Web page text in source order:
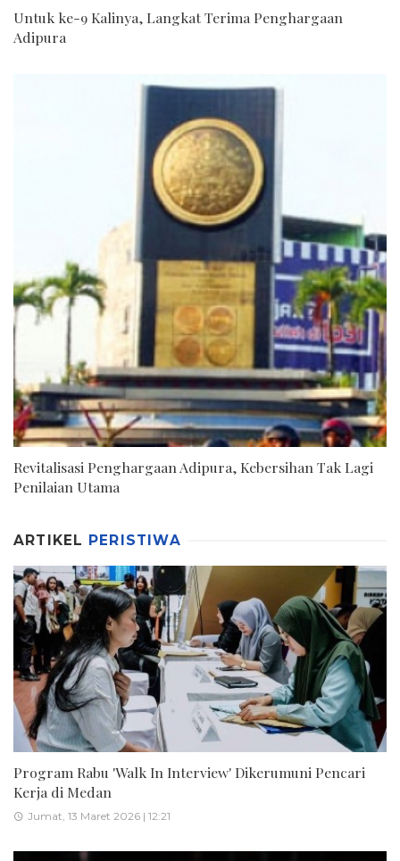
Untuk ke-9 Kalinya, Langkat Terima Penghargaan
Adipura
Revitalisasi Penghargaan Adipura, Kebersihan Tak Lagi
Penilaian Utama
ARTIKEL PERISTIWA
Program Rabu 'Walk In Interview' Dikerumuni Pencari
Kerja di Medan
Jumat, 13 Maret 2026 | 12:21